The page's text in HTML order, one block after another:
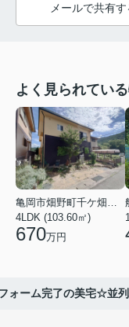
メールで共有す
よく見られてい
4LDK (103.60㎡)
670万円
ォーム完了の美宅☆並